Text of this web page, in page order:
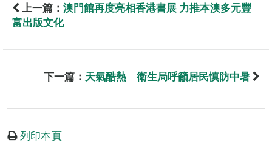
上一篇： 澳門館再度亮相香港書展 力推本澳多元豐
富出版文化
下一篇： 天氣酷熱 衛生局呼籲居民慎防中暑
列印本頁